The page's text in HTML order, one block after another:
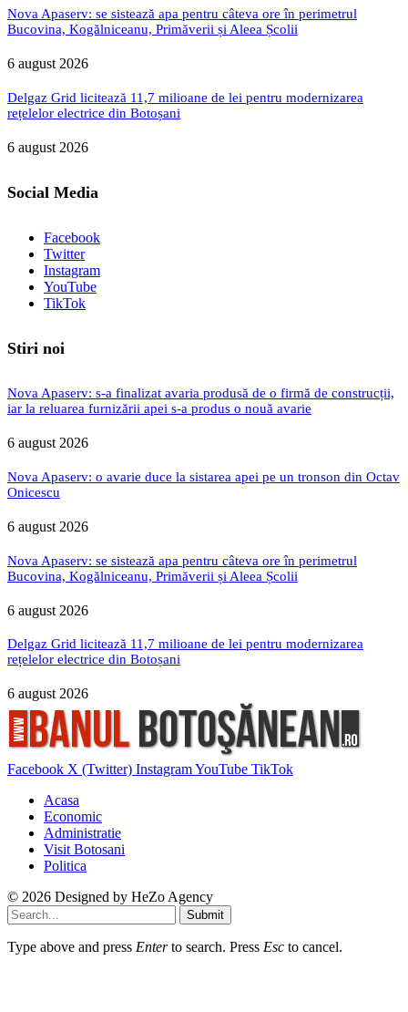
Nova Apaserv: se sistează apa pentru câteva ore în perimetrul
Bucovina, Kogălniceanu, Primăverii și Aleea Școlii
6 august 2026
Delgaz Grid licitează 11,7 milioane de lei pentru modernizarea
rețelelor electrice din Botoșani
6 august 2026
Social Media
Facebook
Twitter
Instagram
YouTube
TikTok
Stiri noi
Nova Apaserv: s-a finalizat avaria produsă de o firmă de construcții,
iar la reluarea furnizării apei s-a produs o nouă avarie
6 august 2026
Nova Apaserv: o avarie duce la sistarea apei pe un tronson din Octav
Onicescu
6 august 2026
Nova Apaserv: se sistează apa pentru câteva ore în perimetrul
Bucovina, Kogălniceanu, Primăverii și Aleea Școlii
6 august 2026
Delgaz Grid licitează 11,7 milioane de lei pentru modernizarea
rețelelor electrice din Botoșani
6 august 2026
Facebook X (Twitter) InstagramYouTube TikTok
Acasa
Economic
Administratie
Visit Botosani
Politica
© 2026 Designed by HeZo Agency
Submit
Type above and press Enterto search. Press Esc to cancel.